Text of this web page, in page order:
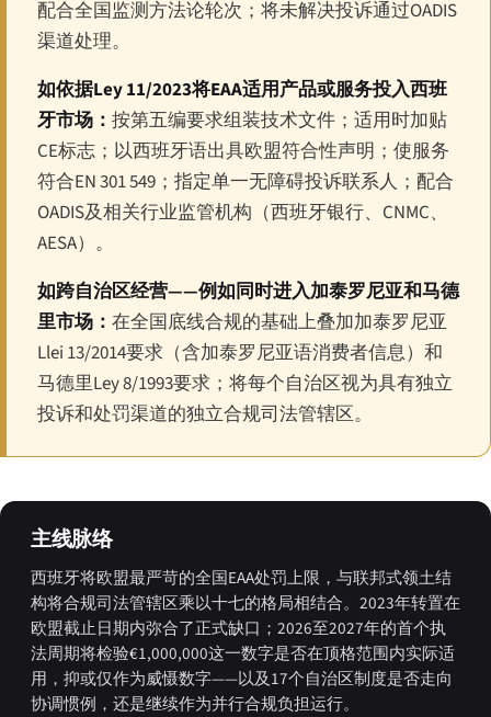
配合全国监测方法论轮次；将未解决投诉通过OADIS
渠道处理。
如依据Ley 11/2023将EAA适用产品或服务投入西班
牙市场： 按第五编要求组装技术文件；适用时加贴
CE标志；以西班牙语出具欧盟符合性声明；使服务
符合EN 301 549；指定单一无障碍投诉联系人；配合
OADIS及相关行业监管机构（西班牙银行、CNMC、
AESA）。
如跨自治区经营——例如同时进入加泰罗尼亚和马德
里市场： 在全国底线合规的基础上叠加加泰罗尼亚
Llei 13/2014要求（含加泰罗尼亚语消费者信息）和
马德里Ley 8/1993要求；将每个自治区视为具有独立
投诉和处罚渠道的独立合规司法管辖区。
主线脉络
西班牙将欧盟最严苛的全国EAA处罚上限，与联邦式领土结
构将合规司法管辖区乘以十七的格局相结合。2023年转置在
欧盟截止日期内弥合了正式缺口；2026至2027年的首个执
法周期将检验€1,000,000这一数字是否在顶格范围内实际适
用，抑或仅作为威慑数字——以及17个自治区制度是否走向
协调惯例，还是继续作为并行合规负担运行。